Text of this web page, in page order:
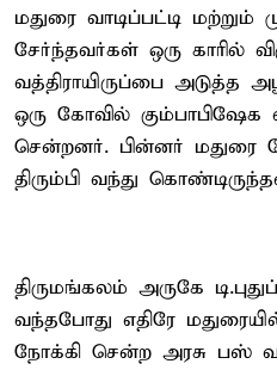
மதுரை வாடிப்பட்டி மற்றும்
சேர்ந்தவர்கள் ஒரு காரில்
வத்திராயிருப்பை அடுத்த
ஒரு கோவில் கும்பாபிஷேக
சென்றனர். பின்னர் மதுரை
திரும்பி வந்து
திருமங்கலம் அருகே
வந்தபோது எதிரே
நோக்கி சென்ற அரசு பஸ்